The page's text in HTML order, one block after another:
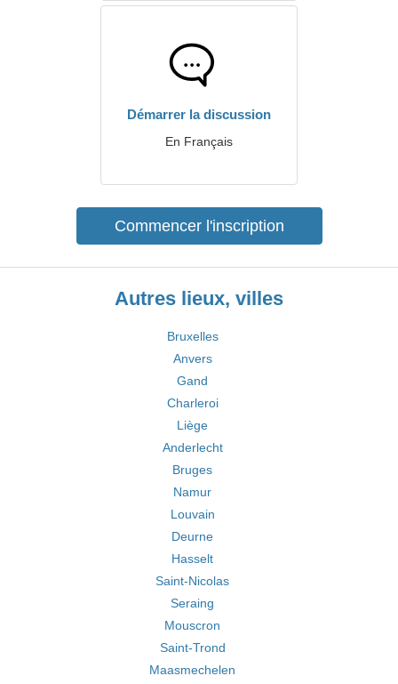
Démarrer la discussion
En Français
Commencer l'inscription
Autres lieux, villes
Bruxelles
Anvers
Gand
Charleroi
Liège
Anderlecht
Bruges
Namur
Louvain
Deurne
Hasselt
Saint-Nicolas
Seraing
Mouscron
Saint-Trond
Maasmechelen